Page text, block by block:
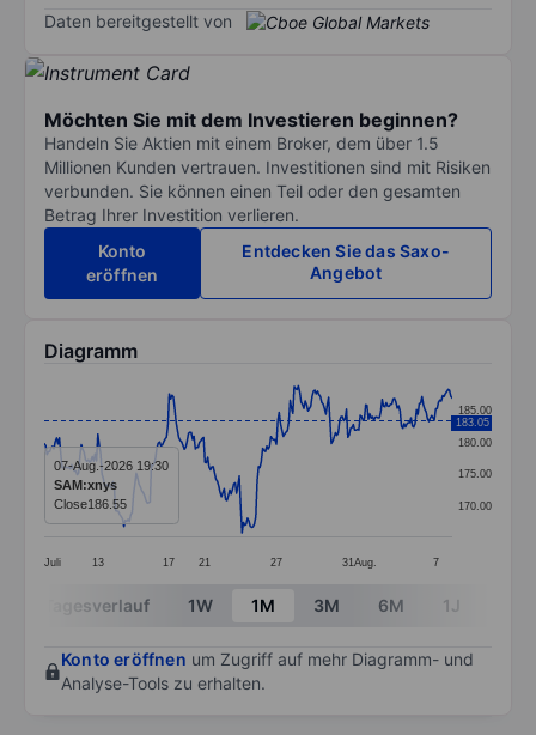
Daten bereitgestellt von
Möchten Sie mit dem Investieren beginnen?
Handeln Sie Aktien mit einem Broker, dem über 1.5
Millionen Kunden vertrauen. Investitionen sind mit Risiken
verbunden. Sie können einen Teil oder den gesamten
Betrag Ihrer Investition verlieren.
Konto
eröffnen
Entdecken Sie das Saxo-
Angebot
Diagramm
Line chart with 298 data points.
The chart has 1 X axis displaying categories.
The chart has 1 Y axis displaying values. Data
Juli 13 17 21 27 31 Aug. 7
170.00
175.00
180.00
185.00
183.05
07-Aug.-2026 19:30
SAM:xnys
Close186.55
End of interactive chart.
Tagesverlauf 1W 1M 3M 6M 1J
Konto eröffnen um Zugriff auf mehr Diagramm- und
Analyse-Tools zu erhalten.